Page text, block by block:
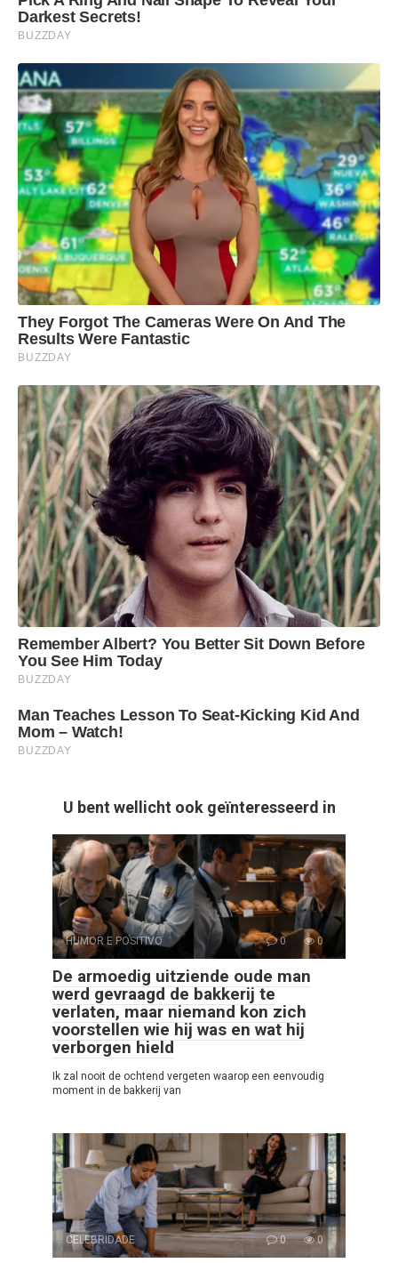
U bent wellicht ook geïnteresseerd in
HUMOR E POSITIVO 0 0
De armoedig uitziende oude man
werd gevraagd de bakkerij te
verlaten, maar niemand kon zich
voorstellen wie hij was en wat hij
verborgen hield
Ik zal nooit de ochtend vergeten waarop een eenvoudig
moment in de bakkerij van
CELEBRIDADE 0 0